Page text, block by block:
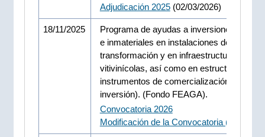
Adjudicación 2025(02/03/2026)
18/11/2025
Programa de ayudas a inversiones
e inmateriales en instalaciones de
transformación y en infraestructuras
vitivinícolas, así como en estructuras e
instrumentos de comercialización (ISV
inversión). (Fondo FEAGA).
Convocatoria 2026
Modificación de la Convocatoria (12/05/